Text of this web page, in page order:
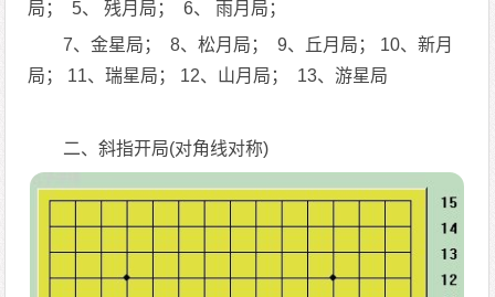
局； 5、 残月局； 6、 雨月局；
7、金星局； 8、松月局； 9、丘月局； 10、新月
局； 11、瑞星局； 12、山月局； 13、游星局
二、斜指开局(对角线对称)